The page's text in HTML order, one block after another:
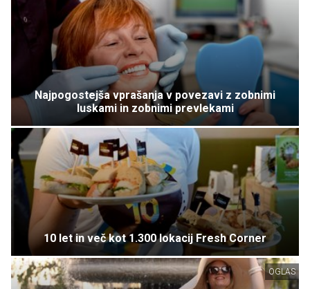
Najpogostejša vprašanja v povezavi z zobnimi
luskami in zobnimi prevlekami
10 let in več kot 1.300 lokacij Fresh Corner
OGLAS